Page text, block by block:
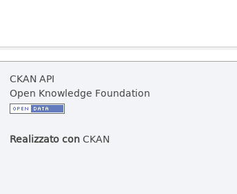
CKAN API
Open Knowledge Foundation
Realizzato conCKAN